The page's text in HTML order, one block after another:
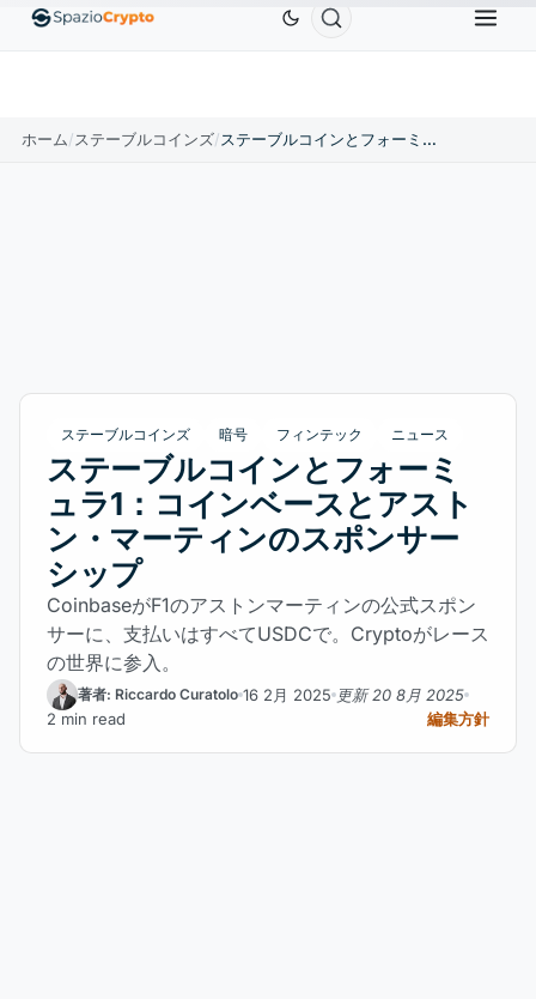
EthereumETH$1,880.58 TetherUSDT$0.9991 BNBBNB
ホーム/ステーブルコインズ/ ステーブルコインとフォーミュラ1：コインベースとアストン・マーティンのスポンサーシップ
ステーブルコインズ 暗号 フィンテック ニュース
ステーブルコインとフォーミ
ュラ1：コインベースとアスト
ン・マーティンのスポンサー
シップ
CoinbaseがF1のアストンマーティンの公式スポン
サーに、支払いはすべてUSDCで。Cryptoがレース
の世界に参入。
著者: Riccardo Curatolo 16 2月 2025 更新 20 8月 2025
2 min read
編集方針